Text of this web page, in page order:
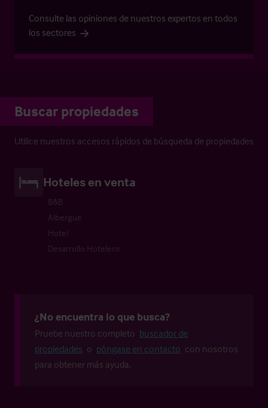
Consulte las opiniones de nuestros expertos en todos
los sectores
Buscar propiedades
Utilice nuestros accesos rápidos de búsqueda de propiedades
Hoteles en venta
B&B
Albergue
Hotel
Desarrollo Hotelero
¿No encuentra lo que busca?
Pruebe nuestro completo buscador de
propiedades o póngase en contacto con nosotros
para obtener más ayuda.